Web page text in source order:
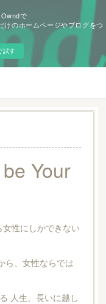
で
けのホームページやブログをつ
試す
Your
性にしかできない
ら、女性ならでは
人生、長いに越し